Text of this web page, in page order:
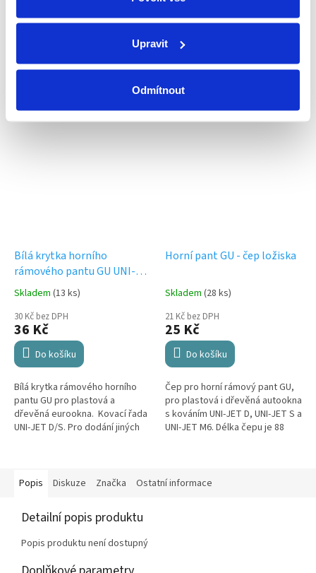
Upravit
Odmítnout
Vlastní tým techniků
Bílá krytka horního
rámového pantu GU UNI-
JET D/S
Skladem (13 ks)
30 Kč bez DPH
36 Kč
Do košíku
Bílá krytka rámového horního
pantu GU pro plastová a
dřevěná eurookna. Kovací řada
UNI-JET D/S. Pro dodání jiných
Horní pant GU - čep ložiska
Skladem (28 ks)
21 Kč bez DPH
25 Kč
Do košíku
Čep pro horní rámový pant GU,
pro plastová i dřevěná autookna
s kováním UNI-JET D, UNI-JET S a
UNI-JET M6. Délka čepu je 88
Popis Diskuze Značka Ostatní informace
Detailní popis produktu
Popis produktu není dostupný